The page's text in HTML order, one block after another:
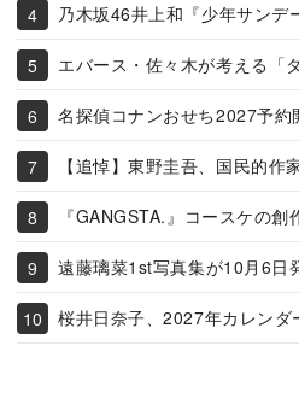
乃木坂46井上和『少年サンデ
エバース・佐々木が考える「
名探偵コナンおせち2027予約
【追悼】東野圭吾、国民的作
『GANGSTA.』コースケの創
遠藤璃菜1st写真集が10月6日
桜井日奈子、2027年カレンダ